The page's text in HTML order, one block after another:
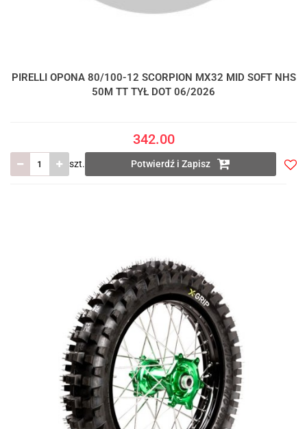
PIRELLI OPONA 80/100-12 SCORPION MX32 MID SOFT NHS
50M TT TYŁ DOT 06/2026
342.00
szt. Potwierdź i Zapisz